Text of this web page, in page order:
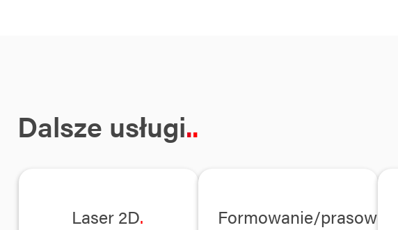
Dalsze usługi.
Laser 2D Formowanie/prasowanie